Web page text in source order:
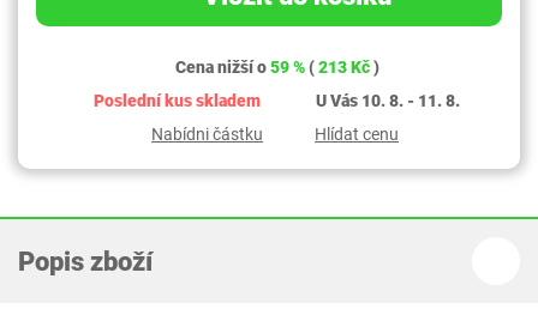
Cena nižší o59 %(213 Kč)
Poslední kus skladem
U Vás 10. 8. - 11. 8.
Nabídni částku
Hlídat cenu
Popis zboží